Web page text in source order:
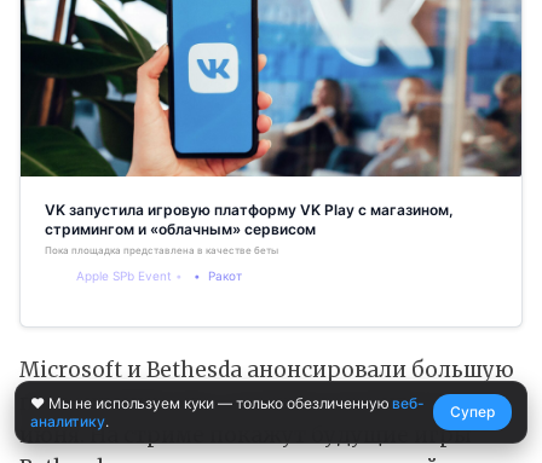
VK запустила игровую платформу VK Play с магазином,
стримингом и «облачным» сервисом
Пока площадка представлена в качестве беты
Apple SPb Event Ракот
Microsoft и Bethesda анонсировали большую
презентацию игр, которая состоится 12
июня. На стриме покажут будущие игры
❤️ Мы не используем куки — только обезличеннуювеб-
аналитику.
Супер